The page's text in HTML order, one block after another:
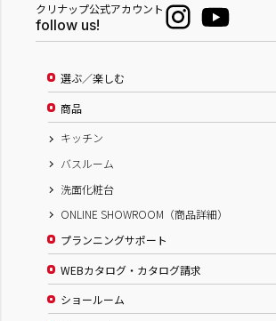
クリナップ公式アカウント
follow us!
選ぶ／楽しむ
商品
キッチン
バスルーム
洗面化粧台
ONLINE SHOWROOM（商品詳細）
プランニングサポート
WEBカタログ・カタログ請求
ショールーム